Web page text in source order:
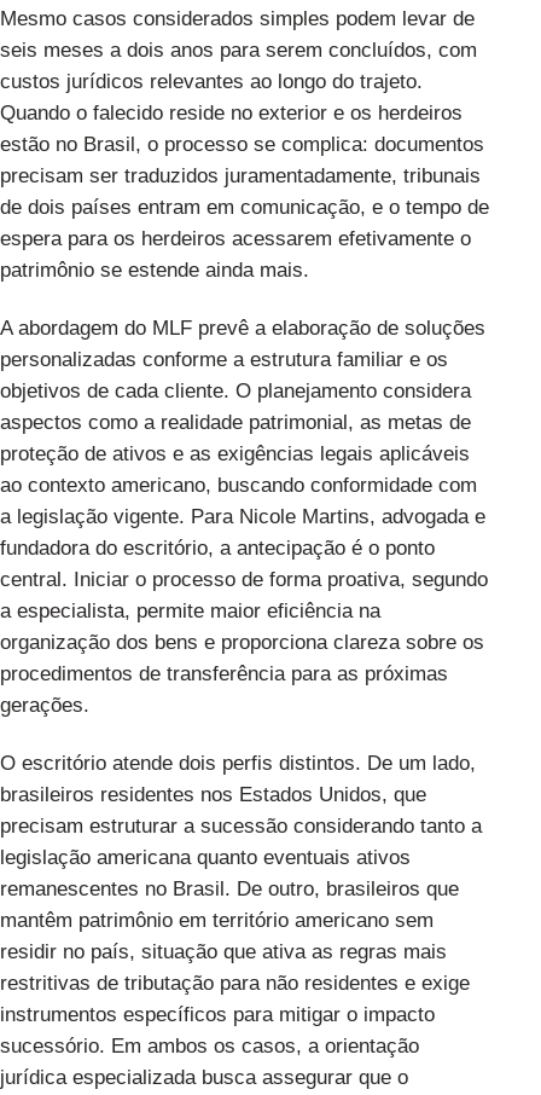
Mesmo casos considerados simples podem levar de
seis meses a dois anos para serem concluídos, com
custos jurídicos relevantes ao longo do trajeto.
Quando o falecido reside no exterior e os herdeiros
estão no Brasil, o processo se complica: documentos
precisam ser traduzidos juramentadamente, tribunais
de dois países entram em comunicação, e o tempo de
espera para os herdeiros acessarem efetivamente o
patrimônio se estende ainda mais.
A abordagem do MLF prevê a elaboração de soluções
personalizadas conforme a estrutura familiar e os
objetivos de cada cliente. O planejamento considera
aspectos como a realidade patrimonial, as metas de
proteção de ativos e as exigências legais aplicáveis
ao contexto americano, buscando conformidade com
a legislação vigente. Para Nicole Martins, advogada e
fundadora do escritório, a antecipação é o ponto
central. Iniciar o processo de forma proativa, segundo
a especialista, permite maior eficiência na
organização dos bens e proporciona clareza sobre os
procedimentos de transferência para as próximas
gerações.
O escritório atende dois perfis distintos. De um lado,
brasileiros residentes nos Estados Unidos, que
precisam estruturar a sucessão considerando tanto a
legislação americana quanto eventuais ativos
remanescentes no Brasil. De outro, brasileiros que
mantêm patrimônio em território americano sem
residir no país, situação que ativa as regras mais
restritivas de tributação para não residentes e exige
instrumentos específicos para mitigar o impacto
sucessório. Em ambos os casos, a orientação
jurídica especializada busca assegurar que o